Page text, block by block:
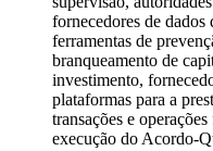
fornecedores de dados
ferramentas de
branqueamento de
investimento,
plataformas para a
transações e
execução do Acordo-